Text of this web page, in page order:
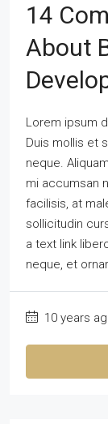
14
About
Lorem ipsum
Duis mollis et
neque.
mi accumsan
facilisis, at
sollicitudin
a text link
neque, et
10 years